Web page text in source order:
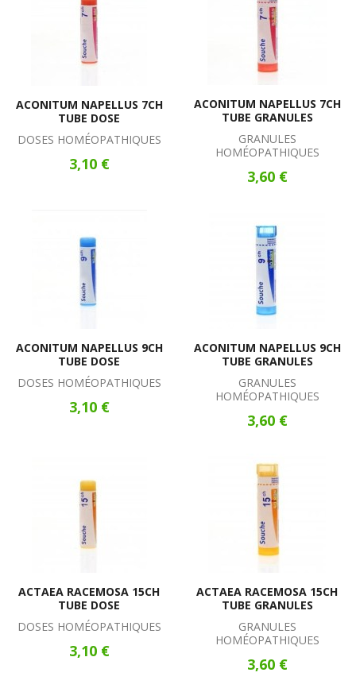
ACONITUM NAPELLUS 7CH
TUBE DOSE
DOSES HOMÉOPATHIQUES
3,10 €
ACONITUM NAPELLUS 7CH
TUBE GRANULES
GRANULES
HOMÉOPATHIQUES
3,60 €
ACONITUM NAPELLUS 9CH
TUBE DOSE
DOSES HOMÉOPATHIQUES
3,10 €
ACONITUM NAPELLUS 9CH
TUBE GRANULES
GRANULES
HOMÉOPATHIQUES
3,60 €
ACTAEA RACEMOSA 15CH
TUBE DOSE
DOSES HOMÉOPATHIQUES
3,10 €
ACTAEA RACEMOSA 15CH
TUBE GRANULES
GRANULES
HOMÉOPATHIQUES
3,60 €